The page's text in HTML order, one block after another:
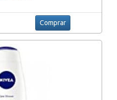
Comprar